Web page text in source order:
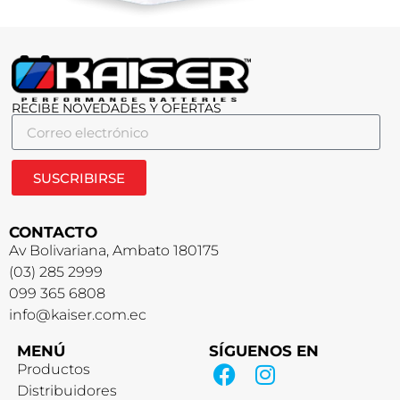
RECIBE NOVEDADES Y OFERTAS
SUSCRIBIRSE
CONTACTO
Av Bolivariana, Ambato 180175
(03) 285 2999
099 365 6808
info@kaiser.com.ec
MENÚ
Productos
Distribuidores
SÍGUENOS EN